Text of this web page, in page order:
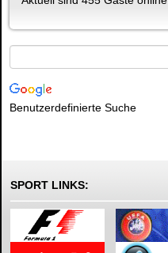
Benutzerdefinierte Suche
SPORT LINKS: